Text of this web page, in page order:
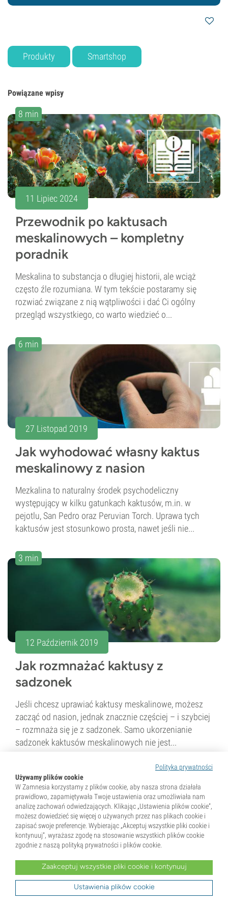
Produkty Smartshop
Powiązane wpisy
8 min
11 Lipiec 2024
Przewodnik po kaktusach
meskalinowych – kompletny
poradnik
Meskalina to substancja o długiej historii, ale wciąż
często źle rozumiana. W tym tekście postaramy się
rozwiać związane z nią wątpliwości i dać Ci ogólny
przegląd wszystkiego, co warto wiedzieć o...
6 min
27 Listopad 2019
Jak wyhodować własny kaktus
meskalinowy z nasion
Mezkalina to naturalny środek psychodeliczny
występujący w kilku gatunkach kaktusów, m.in. w
pejotlu, San Pedro oraz Peruvian Torch. Uprawa tych
kaktusów jest stosunkowo prosta, nawet jeśli nie...
3 min
12 Październik 2019
Jak rozmnażać kaktusy z
sadzonek
Jeśli chcesz uprawiać kaktusy meskalinowe, możesz
zacząć od nasion, jednak znacznie częściej – i szybciej
– rozmnaża się je z sadzonek. Samo ukorzenianie
sadzonek kaktusów meskalinowych nie jest...
2 min
Przewodnik po kaktusie San
Pedro
Polityka prywatności
Używamy plików cookie
W Zamnesia korzystamy z plików cookie, aby nasza strona działała
prawidłowo, zapamiętywała Twoje ustawienia oraz umożliwiała nam
analizę zachowań odwiedzających. Klikając „Ustawienia plików cookie”,
możesz dowiedzieć się więcej o używanych przez nas plikach cookie i
zapisać swoje preferencje. Wybierając „Akceptuj wszystkie pliki cookie i
kontynuuj”, wyrażasz zgodę na stosowanie wszystkich plików cookie
zgodnie z naszą polityką prywatności i plików cookie.
Zaakceptuj wszystkie pliki cookie i kontynuuj
Ustawienia plików cookie